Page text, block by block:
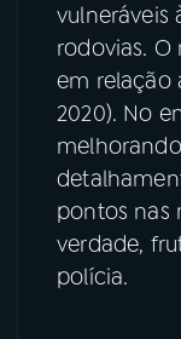
vulneráveis
rodovias.
em relação
2020). No
pontos nas
verdade,
polícia.